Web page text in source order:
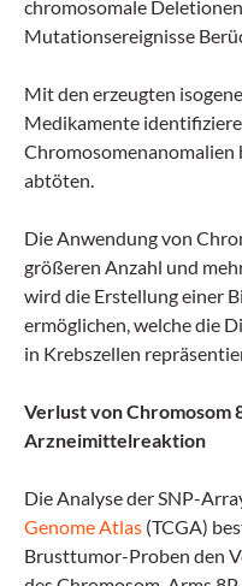
chromosomale
Mutationsereignisse
Mit den erzeugten
Medikamente
Chromosomenanomalien
abtöten.
Die Anwendung von
größeren Anzahl und
wird die Erstellung einer
ermöglichen, welche die
in Krebszellen
Verlust von Chromosom
Arzneimittelreaktion
Die Analyse der SNP-
Genome Atlas (TCGA)
Brusttumor-Proben den